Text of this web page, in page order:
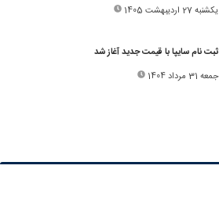
یکشنبه 27 اردیبهشت 1405
ثبت نام سایپا با قیمت جدید آغاز شد
جمعه 31 مرداد 1404